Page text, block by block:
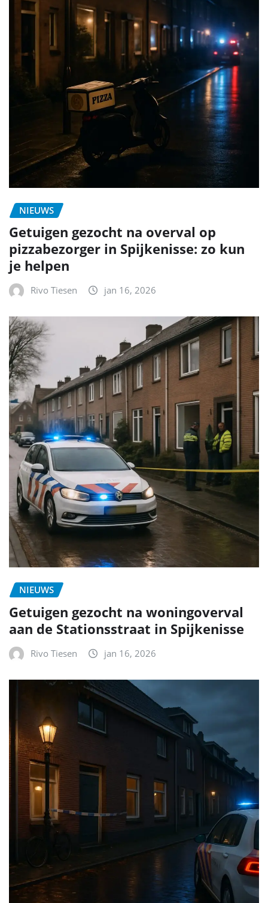
NIEUWS
Getuigen gezocht na overval op
pizzabezorger in Spijkenisse: zo kun
je helpen
Rivo Tiesen jan 16, 2026
NIEUWS
Getuigen gezocht na woningoverval
aan de Stationsstraat in Spijkenisse
Rivo Tiesen jan 16, 2026